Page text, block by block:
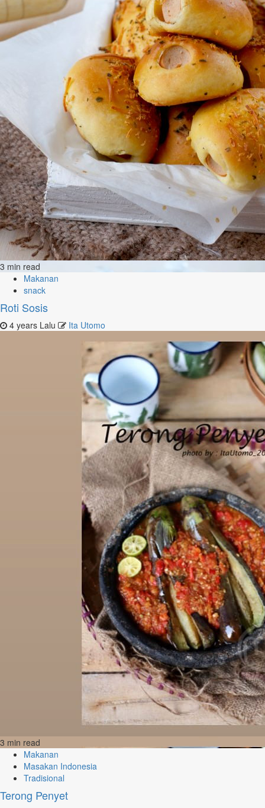
3 min read
Makanan
snack
Roti Sosis
4 years Lalu Ita Utomo
3 min read
Makanan
Masakan Indonesia
Tradisional
Terong Penyet